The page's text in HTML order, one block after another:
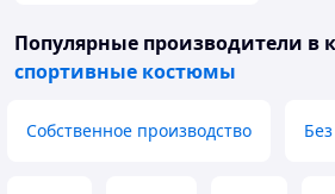
Популярные производители в
спортивные костюмы
Собственное производство